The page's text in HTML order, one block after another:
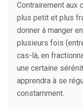
Contrairement aux
plus petit et plus
donner à manger
plusieurs fois
cas-là, en
une certaine
apprendra à se
constamment.